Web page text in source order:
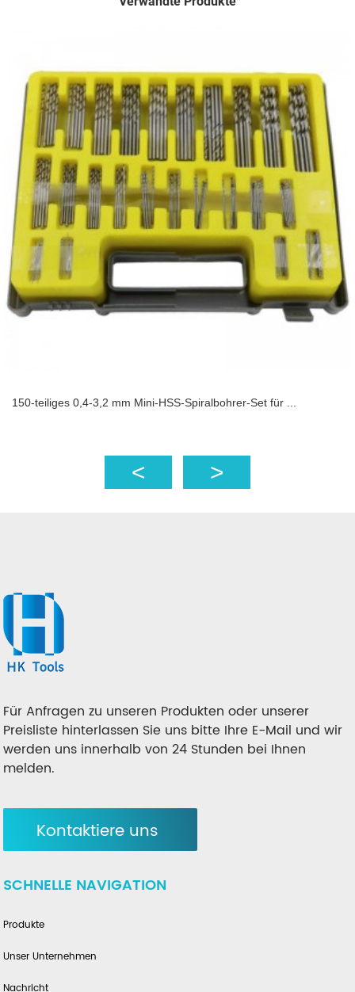
150-teiliges 0,4-3,2 mm Mini-HSS-Spiralbohrer-Set für ...
Für Anfragen zu unseren Produkten oder unserer
Preisliste hinterlassen Sie uns bitte Ihre E-Mail und wir
werden uns innerhalb von 24 Stunden bei Ihnen
melden.
Kontaktiere uns
SCHNELLE NAVIGATION
Produkte
Unser Unternehmen
Nachricht